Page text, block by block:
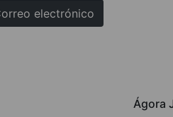
electrónico
Ágora